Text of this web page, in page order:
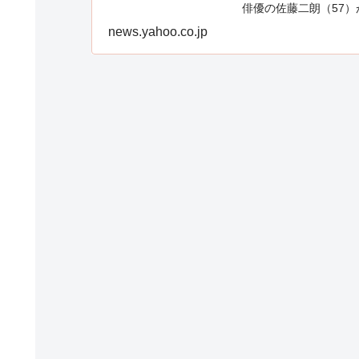
俳優の佐藤二朗（57
news.yahoo.co.jp